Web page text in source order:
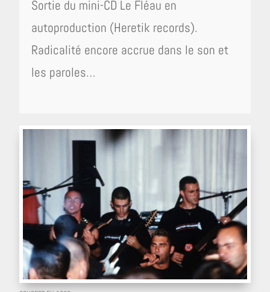
Sortie du mini-CD Le Fléau en
autoproduction (Heretik records).
Radicalité encore accrue dans le son et
les paroles…